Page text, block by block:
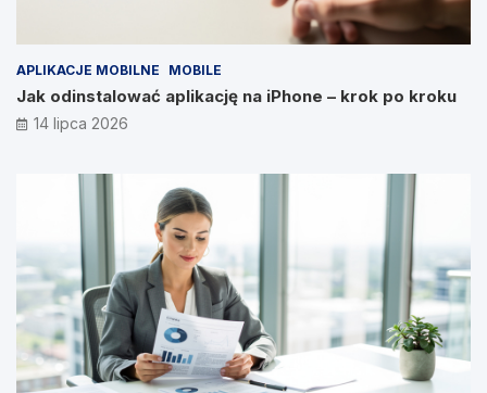
APLIKACJE MOBILNE MOBILE
Jak odinstalować aplikację na iPhone – krok po kroku
14 lipca 2026